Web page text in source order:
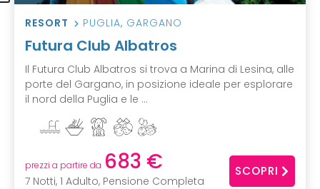
RESORT PUGLIA, GARGANO
Futura Club Albatros
Il Futura Club Albatros si trova a Marina di Lesina, alle
porte del Gargano, in posizione ideale per esplorare
il nord della Puglia e le ...
prezzi a partire da 683 €
7 Notti, 1 Adulto, Pensione Completa
SCOPRI